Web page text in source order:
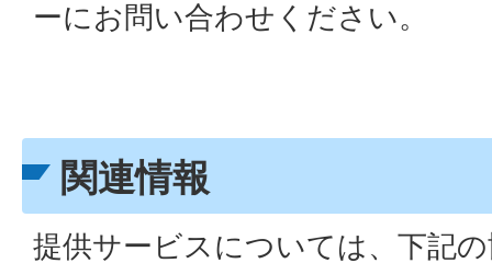
ーにお問い合わせください。
関連情報
提供サービスについては、下記